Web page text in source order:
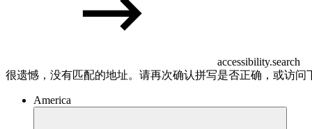
accessibility.search
很遗憾，没有匹配的地址。请再次确认拼写是否正确，或访问
America